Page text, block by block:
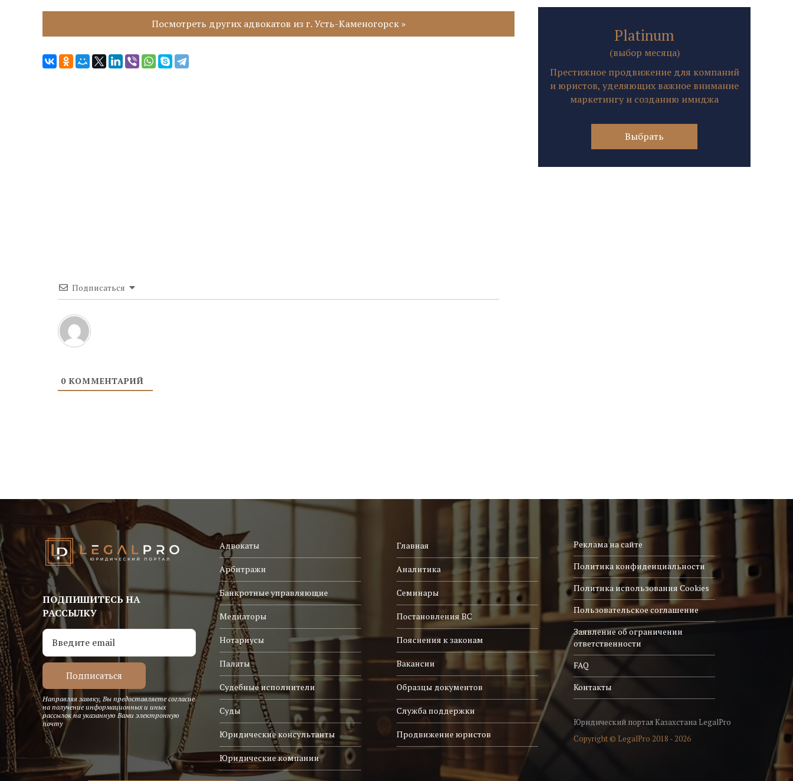
Посмотреть других адвокатов из г. Усть-Каменогорск »
Подписаться
0 КОММЕНТАРИЙ
Platinum
(выбор месяца)
Престижное продвижение для компаний
и юристов, уделяющих важное внимание
маркетингу и созданию имиджа
Выбрать
ПОДПИШИТЕСЬ НА
РАССЫЛКУ
Направляя заявку, Вы предоставляете согласие
на получение информационных и иных
рассылок на указанную Вами электронную
почту
Адвокаты
Арбитражи
Банкротные управляющие
Медиаторы
Нотариусы
Палаты
Судебные исполнители
Суды
Юридические консультанты
Юридические компании
Главная
Аналитика
Семинары
Постановления ВС
Пояснения к законам
Вакансии
Образцы документов
Служба поддержки
Продвижение юристов
Реклама на сайте
Политика конфиденциальности
Политика использования Cookies
Пользовательское соглашение
Заявление об ограничении
ответственности
FAQ
Контакты
Юридический портал Казахстана LegalPro
Copyright © LegalPro 2018 - 2026